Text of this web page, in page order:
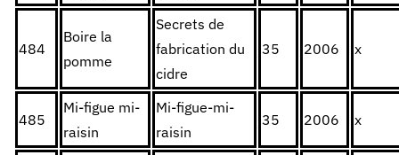
484
Boire la
pomme
Secrets de
fabrication du
cidre
35 2006 x
485
Mi-figue mi-
raisin
Mi-figue-mi-
raisin
35 2006 x